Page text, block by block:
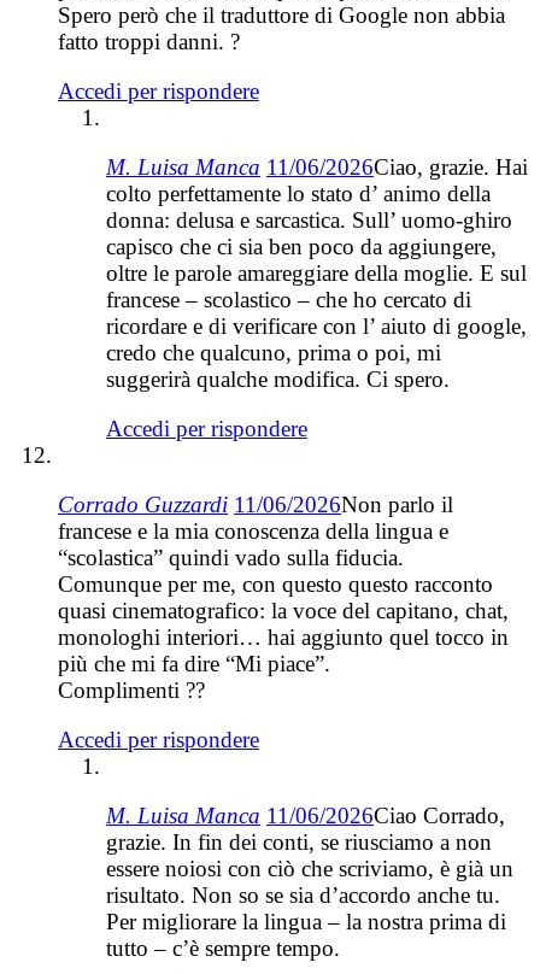
Spero però che il traduttore di Google non abbia
fatto troppi danni. ?
Accedi per rispondere
M. Luisa Manca 11/06/2026Ciao, grazie. Hai
colto perfettamente lo stato d’ animo della
donna: delusa e sarcastica. Sull’ uomo-ghiro
capisco che ci sia ben poco da aggiungere,
oltre le parole amareggiare della moglie. E sul
francese – scolastico – che ho cercato di
ricordare e di verificare con l’ aiuto di google,
credo che qualcuno, prima o poi, mi
suggerirà qualche modifica. Ci spero.
Accedi per rispondere
Corrado Guzzardi 11/06/2026Non parlo il
francese e la mia conoscenza della lingua e
“scolastica” quindi vado sulla fiducia.
Comunque per me, con questo questo racconto
quasi cinematografico: la voce del capitano, chat,
monologhi interiori… hai aggiunto quel tocco in
più che mi fa dire “Mi piace”.
Complimenti ??
Accedi per rispondere
M. Luisa Manca 11/06/2026Ciao Corrado,
grazie. In fin dei conti, se riusciamo a non
essere noiosi con ciò che scriviamo, è già un
risultato. Non so se sia d’accordo anche tu.
Per migliorare la lingua – la nostra prima di
tutto – c’è sempre tempo.